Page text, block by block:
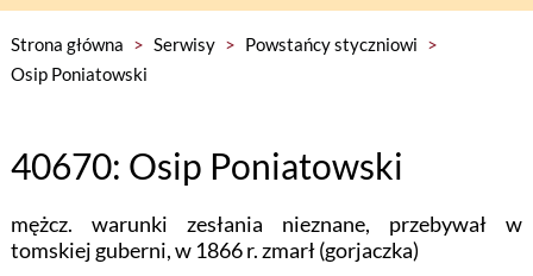
Strona główna > Serwisy > Powstańcy styczniowi >
Osip Poniatowski
40670: Osip Poniatowski
mężcz. warunki zesłania nieznane, przebywał w
tomskiej guberni, w 1866 r. zmarł (gorjaczka)